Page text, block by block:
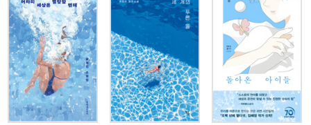
000년대, 열 살 '제니'는 부모님의 결정으로 갑작스럽게 미국으
로 이민하게 된다. 백인 아이들은 동양인 여자아이에게 모질기만
하고, 제니는 살아남기 위해 스스로를 깎고 마모시켜 '적응'하고
'성장'해나간다. 필사적으로 영어를 배우고 친구들 사이를 맴돌며
가까스로 손바닥만 한 자기 자리를 만들어낸 어느 여름, 한국에서
이민 온 '한나'가 나타난다. 따돌림을 당하면서도 꿋꿋하게 스스